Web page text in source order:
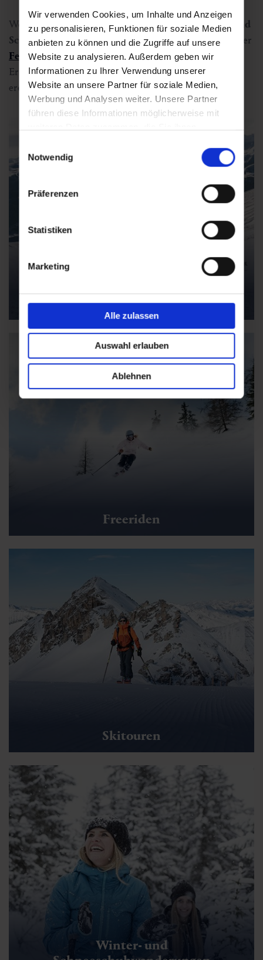
Wir verwenden Cookies, um Inhalte und Anzeigen
zu personalisieren, Funktionen für soziale Medien
anbieten zu können und die Zugriffe auf unsere
Website zu analysieren. Außerdem geben wir
Informationen zu Ihrer Verwendung unserer
Website an unsere Partner für soziale Medien,
Werbung und Analysen weiter. Unsere Partner
führen diese Informationen möglicherweise mit
Nutzung der Dienste gesammelt haben.
Notwendig
Präferenzen
Statistiken
Marketing
Alle zulassen
Auswahl erlauben
Ablehnen
Wer die Ruhe sucht, findet sie auf sonnigenWinter- und
Schneeschuhwanderwegenoder im warmen Wasser der
Felsenthermeoder derAlpentherme . Ob Action oder
Erholung: Gastein bietet den idealen Mix für
ereignisreiche Tage im Schnee.
Skifahren & Snowboarden in Gastein
Freeriden
Skitouren
Winter- und